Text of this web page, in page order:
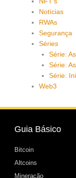
Notícias
RWAs
Segurança
Séries
Série:
Série:
Série:
Web3
Guia Básico
Bitcoin
Altcoins
Mineração